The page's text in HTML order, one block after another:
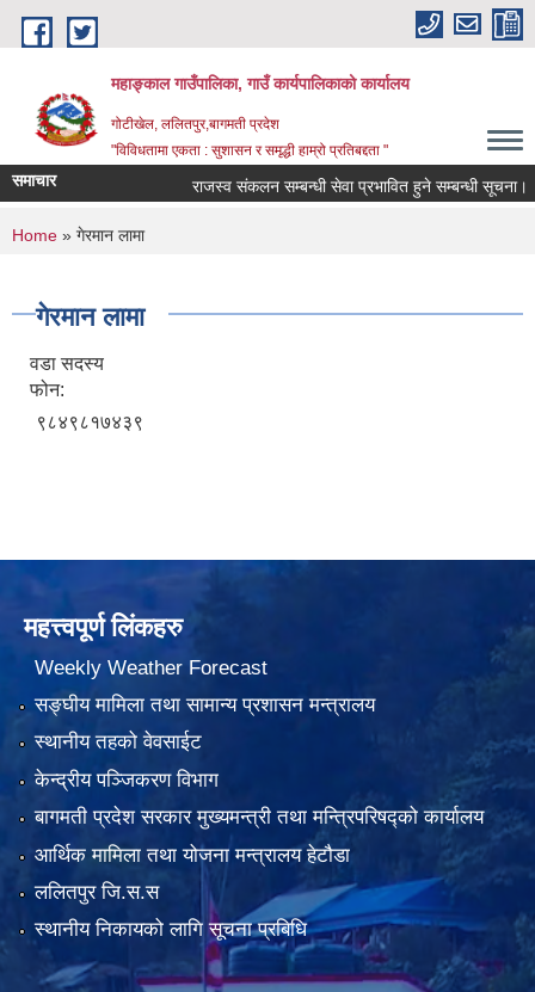
Skip to main content
महाङ्काल गाउँपालिका, गाउँ कार्यपालिकाको कार्यालय
गोटीखेल, ललितपुर,बागमती प्रदेश
"विविधतामा एकता : सुशासन र समृद्धी हाम्रो प्रतिबद्दता "
समाचार राजस्व संकलन सम्बन्धी सेवा प्रभावित हुने सम्बन्धी सूचना।
You are here
Home » गेरमान लामा
गेरमान लामा
वडा सदस्य
फोन:
९८४९८१७४३९
महत्त्वपूर्ण लिंकहरु
Weekly Weather Forecast
सङ्घीय मामिला तथा सामान्य प्रशासन मन्त्रालय
स्थानीय तहको वेवसाईट
केन्द्रीय पञ्जिकरण विभाग
बागमती प्रदेश सरकार मुख्यमन्त्री तथा मन्त्रिपरिषद्को कार्यालय
आर्थिक मामिला तथा योजना मन्त्रालय हेटौडा
ललितपुर जि.स.स
स्थानीय निकायको लागि सूचना प्रबिधि